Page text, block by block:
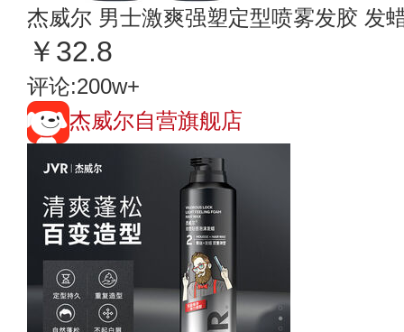
杰威尔 男士激爽强塑定型喷雾发胶 发
￥32.8
评论:200w+
杰威尔自营旗舰店